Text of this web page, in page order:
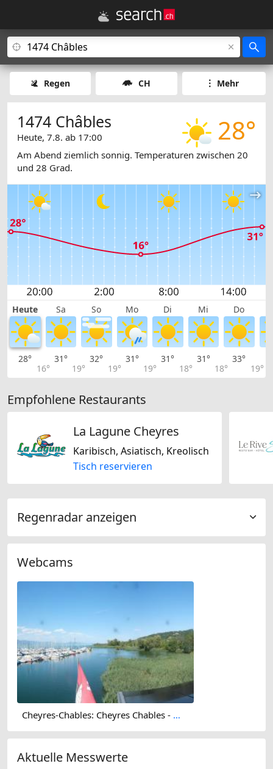
Regen CH Mehr
28°
1474 Châbles
Heute, 7.8. ab 17:00
Am Abend ziemlich sonnig. Temperaturen zwischen 20
und 28 Grad.
Heute Sa So Mo Di Mi Do
28°
16°
31°
19°
32°
19°
31°
19°
31°
18°
31°
18°
33°
19°
Empfohlene Restaurants
La Lagune Cheyres
Karibisch, Asiatisch, Kreolisch
Tisch reservieren
Regenradar anzeigen
Webcams
Cheyres-Chables: Cheyres Chables - Port
Aktuelle Messwerte